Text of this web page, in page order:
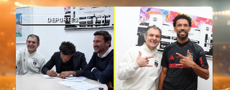
DEPORTES